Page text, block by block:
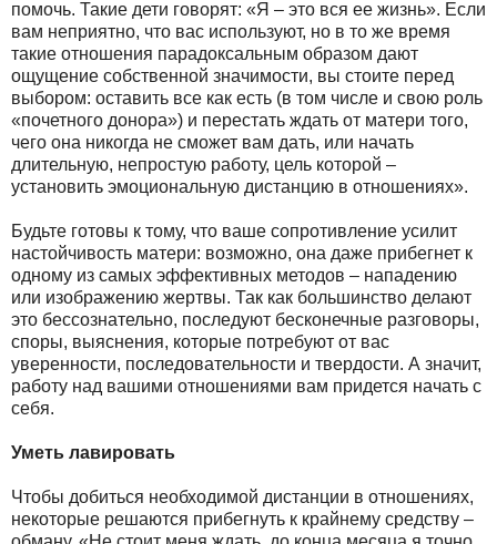
помочь. Такие дети говорят: «Я – это вся ее жизнь». Если
вам неприятно, что вас используют, но в то же время
такие отношения парадоксальным образом дают
ощущение собственной значимости, вы стоите перед
выбором: оставить все как есть (в том числе и свою роль
«почетного донора») и перестать ждать от матери того,
чего она никогда не сможет вам дать, или начать
длительную, непростую работу, цель которой –
установить эмоциональную дистанцию в отношениях».
Будьте готовы к тому, что ваше сопротивление усилит
настойчивость матери: возможно, она даже прибегнет к
одному из самых эффективных методов – нападению
или изображению жертвы. Так как большинство делают
это бессознательно, последуют бесконечные разговоры,
споры, выяснения, которые потребуют от вас
уверенности, последовательности и твердости. А значит,
работу над вашими отношениями вам придется начать с
себя.
Уметь лавировать
Чтобы добиться необходимой дистанции в отношениях,
некоторые решаются прибегнуть к крайнему средству –